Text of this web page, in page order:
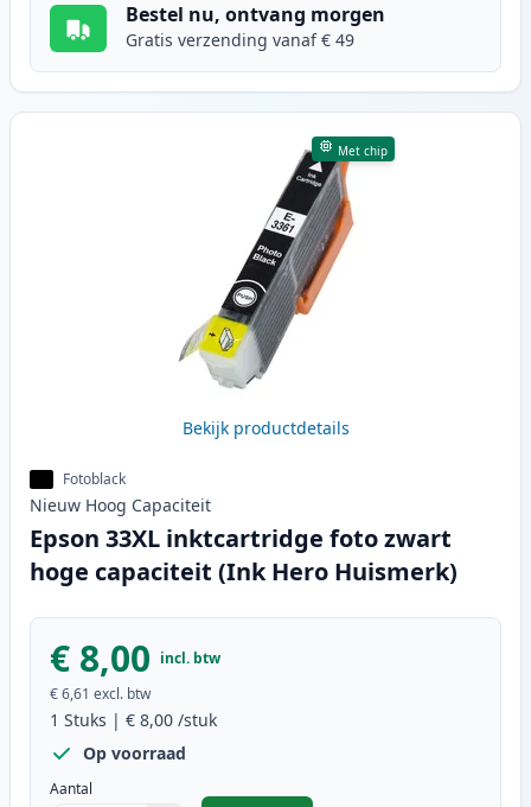
Bestel nu, ontvang morgen
Gratis verzending vanaf € 49
Met chip
Bekijk productdetails
Fotoblack
Nieuw Hoog Capaciteit
Epson 33XL inktcartridge foto zwart
hoge capaciteit (Ink Hero Huismerk)
€ 8,00 incl. btw
€ 6,61 excl. btw
1 Stuks | € 8,00 /stuk
Op voorraad
Aantal